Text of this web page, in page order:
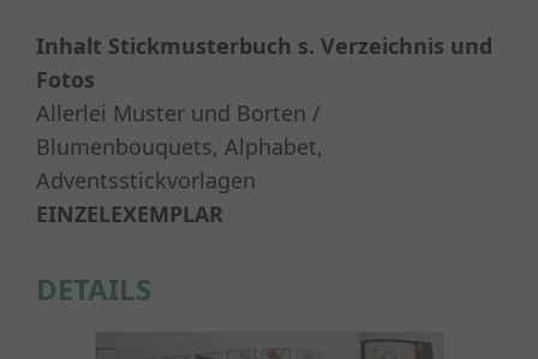
Inhalt Stickmusterbuch s. Verzeichnis und
Fotos
Allerlei Muster und Borten /
Blumenbouquets, Alphabet,
Adventsstickvorlagen
EINZELEXEMPLAR
DETAILS